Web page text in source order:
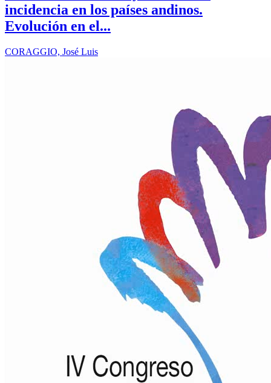
incidencia en los países andinos.
Evolución en el...
CORAGGIO, José Luis